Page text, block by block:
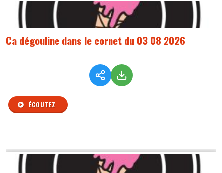
Ca dégouline dans le cornet du 03 08 2026
ÉCOUTEZ